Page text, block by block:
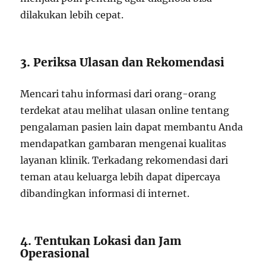
dilakukan lebih cepat.
3. Periksa Ulasan dan Rekomendasi
Mencari tahu informasi dari orang-orang
terdekat atau melihat ulasan online tentang
pengalaman pasien lain dapat membantu Anda
mendapatkan gambaran mengenai kualitas
layanan klinik. Terkadang rekomendasi dari
teman atau keluarga lebih dapat dipercaya
dibandingkan informasi di internet.
4. Tentukan Lokasi dan Jam
Operasional